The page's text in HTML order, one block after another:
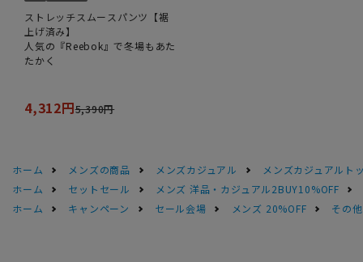
ストレッチスムースパンツ【裾
上げ済み】
人気の『Reebok』で冬場もあた
たかく
4,312円5,390円
ホーム メンズの商品 メンズカジュアル
メンズカジュアルト
ホーム
セットセール
メンズ 洋品・カジュアル2BUY10%OFF
ホーム
キャンペーン セール会場 メンズ 20%OFF その